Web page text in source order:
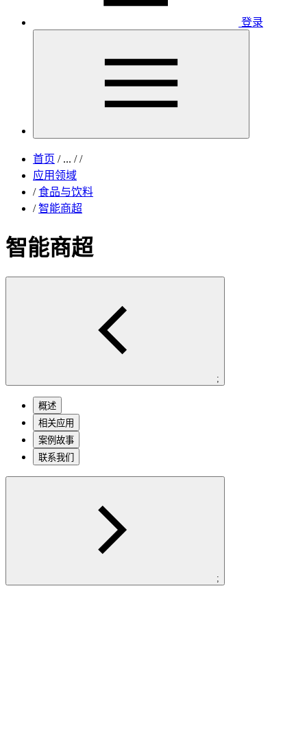
登录
首页 /... / /
应用领域
/ 食品与饮料
/ 智能商超
智能商超
;
概述
相关应用
案例故事
联系我们
;